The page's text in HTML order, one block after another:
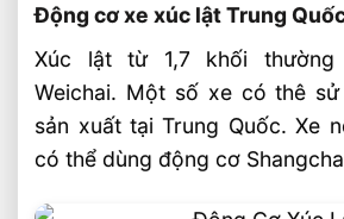
Cầu xúc lật có hai loại
Phanh xe xúc lật
Tay điều khiển xúc lật có
Bơm thủy lực xúc lật
Động cơ xe xúc lật Trung
Xúc lật từ 1,7 khối thường
Weichai. Một số xe có thê sử
sản xuất tại Trung Quốc. Xe
có thể dùng động cơ